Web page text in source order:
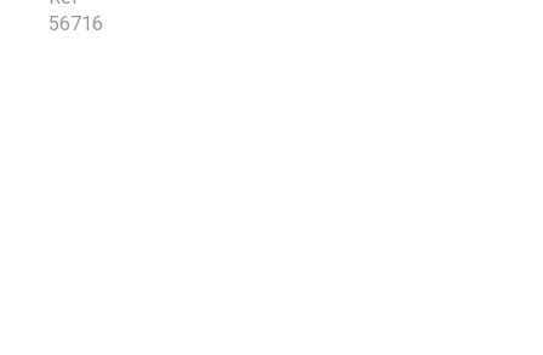
56716